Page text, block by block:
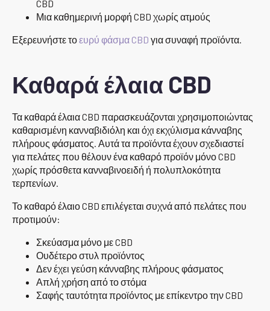
CBD
Μια καθημερινή μορφή CBD χωρίς ατμούς
Εξερευνήστε τοευρύ φάσμα CBD για συναφή προϊόντα.
Καθαρά έλαια CBD
Τα καθαρά έλαια CBD παρασκευάζονται χρησιμοποιώντας
καθαρισμένη κανναβιδιόλη και όχι εκχύλισμα κάνναβης
πλήρους φάσματος. Αυτά τα προϊόντα έχουν σχεδιαστεί
για πελάτες που θέλουν ένα καθαρό προϊόν μόνο CBD
χωρίς πρόσθετα κανναβινοειδή ή πολυπλοκότητα
τερπενίων.
Το καθαρό έλαιο CBD επιλέγεται συχνά από πελάτες που
προτιμούν:
Σκεύασμα μόνο με CBD
Ουδέτερο στυλ προϊόντος
Δεν έχει γεύση κάνναβης πλήρους φάσματος
Απλή χρήση από το στόμα
Σαφής ταυτότητα προϊόντος με επίκεντρο την CBD